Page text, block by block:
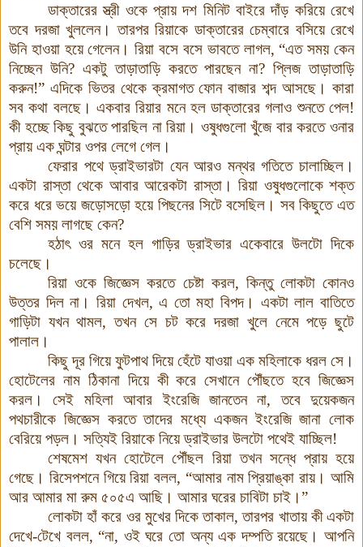
ডাক্তারের স্ত্রী ওকে প্রায় দশ মিনিট বাইরে দাঁড় করিয়ে রেখে
তবে দরজা খুললেন। তারপর রিয়াকে ডাক্তারের চেম্বারে বসিয়ে রেখে
উনি হাওয়া হয়ে গেলেন। রিয়া বসে বসে ভাবতে লাগল, “এত সময় কেন
নিচ্ছেন উনি? একটু তাড়াতাড়ি করতে পারছেন না? প্লিজ তাড়াতাড়ি
করুন!” এদিকে ভিতর থেকে ক্রমাগত ফোন বাজার শব্দ আসছে। কারা
সব কথা বলছে। একবার রিয়ার মনে হল ডাক্তারের গলাও শুনতে পেল!
কী হচ্ছে কিছু বুঝতে পারছিল না রিয়া। ওষুধগুলো খুঁজে বার করতে ওনার
প্রায় এক ঘন্টার ওপর লেগে গেল।
ফেরার পথে ড্রাইভারটা যেন আরও মন্থর গতিতে চালাচ্ছিল।
একটা রাস্তা থেকে আবার আরেকটা রাস্তা। রিয়া ওষুধগুলোকে শক্ত
করে ধরে ভয়ে জড়োসড়ো হয়ে পিছনের সিটে বসেছিল। সব কিছুতে এত
বেশি সময় লাগছে কেন?
হঠাৎ ওর মনে হল গাড়ির ড্রাইভার একেবারে উলটো দিকে
চলেছে।
রিয়া ওকে জিজ্ঞেস করতে চেষ্টা করল, কিন্তু লোকটা কোনও
উত্তর দিল না। রিয়া দেখল, এ তো মহা বিপদ। একটা লাল বাতিতে
গাড়িটা যখন থামল, তখন সে চট করে দরজা খুলে নেমে পড়ে ছুটে
পালাল।
কিছু দূর গিয়ে ফুটপাথ দিয়ে হেঁটে যাওয়া এক মহিলাকে ধরল সে।
হোটেলের নাম ঠিকানা দিয়ে কী করে সেখানে পৌঁছতে হবে জিজ্ঞেস
করল। সেই মহিলা আবার ইংরেজি জানতেন না, তবে দুয়েকজন
পথচারীকে জিজ্ঞেস করতে তাদের মধ্যে একজন ইংরেজি জানা লোক
বেরিয়ে পড়ল। সত্যিই রিয়াকে নিয়ে ড্রাইভার উলটো পথেই যাচ্ছিল!
শেষমেশ যখন হোটেলে পৌঁছল রিয়া তখন সন্ধে প্রায় হয়ে
গেছে। রিসেপশনে গিয়ে রিয়া বলল, “আমার নাম প্রিয়াঙ্কা রায়। আমি
আর আমার মা রুম ৫০৫এ আছি। আমার ঘরের চাবিটা চাই।”
লোকটা হাঁ করে ওর মুখের দিকে তাকাল, তারপর খাতায় কী একটা
দেখে-টেখে বলল, “না, ওই ঘরে তো অন্য এক দম্পতি রয়েছে ।আপনি